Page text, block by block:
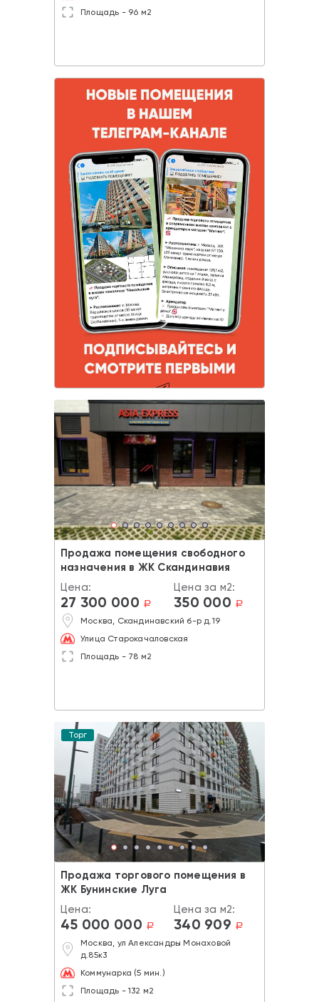
Площадь - 96 м2
Продажа помещения свободного
назначения в ЖК Скандинавия
Цена:
27 300 000 a
Цена за м2:
350 000 a
Москва, Скандинавский б-р д.19
Улица Старокачаловская
Площадь - 78 м2
Торг
Продажа торгового помещения в
ЖК Бунинские Луга
Цена:
45 000 000 a
Цена за м2:
340 909 a
Москва, ул Александры Монаховой
д.85к3
Коммунарка (5 мин.)
Площадь - 132 м2